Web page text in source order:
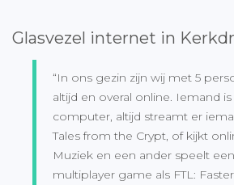
Glasvezel internet in
“In ons gezin zijn wij met 5
altijd en overal online. Iemand
computer, altijd streamt er
Tales from the Crypt, of kijkt
Muziek en een ander speelt
multiplayer game als FTL: